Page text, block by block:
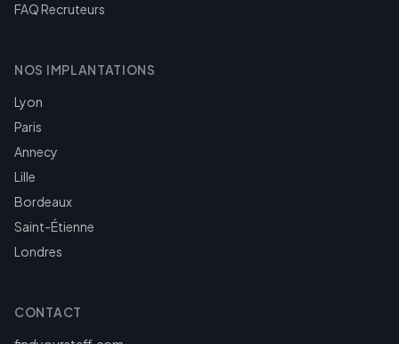
FAQ Recruteurs
NOS IMPLANTATIONS
Lyon
Paris
Annecy
Lille
Bordeaux
Saint-Étienne
Londres
CONTACT